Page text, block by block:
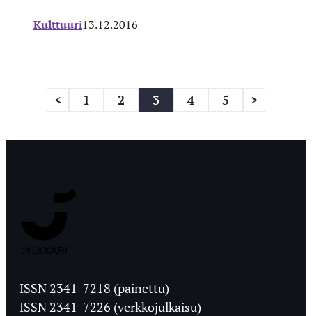
Kulttuuri13.12.2016
< 1 2 3 4 5 >
Ylioppilaslehti
ISSN 2341-7218 (painettu)
ISSN 2341-7226 (verkkojulkaisu)